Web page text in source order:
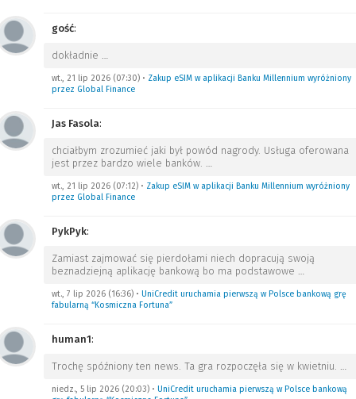
gość:
dokładnie …
wt., 21 lip 2026 (07:30) • Zakup eSIM w aplikacji Banku Millennium wyróżniony
przez Global Finance
Jas Fasola:
chciałbym zrozumieć jaki był powód nagrody. Usługa oferowana
jest przez bardzo wiele banków. …
wt., 21 lip 2026 (07:12) • Zakup eSIM w aplikacji Banku Millennium wyróżniony
przez Global Finance
PykPyk:
Zamiast zajmować się pierdołami niech dopracują swoją
beznadziejną aplikację bankową bo ma podstawowe …
wt., 7 lip 2026 (16:36) • UniCredit uruchamia pierwszą w Polsce bankową grę
fabularną “Kosmiczna Fortuna”
human1:
Trochę spóźniony ten news. Ta gra rozpoczęła się w kwietniu. …
niedz., 5 lip 2026 (20:03) • UniCredit uruchamia pierwszą w Polsce bankową